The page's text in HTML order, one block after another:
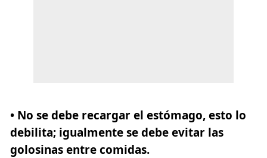
• No se debe recargar el estómago, esto lo
debilita; igualmente se debe evitar las
golosinas entre comidas.